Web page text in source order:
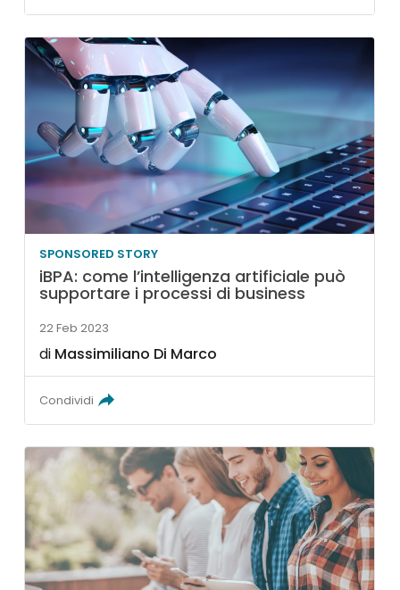
SPONSORED STORY
iBPA: come l’intelligenza artificiale può
supportare i processi di business
22 Feb 2023
di Massimiliano Di Marco
Condividi